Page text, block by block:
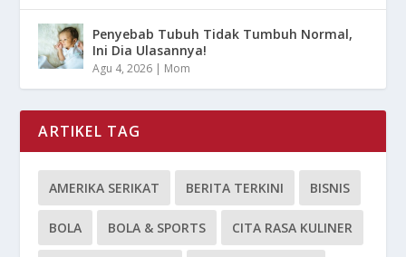
Penyebab Tubuh Tidak Tumbuh Normal,
Ini Dia Ulasannya!
Agu 4, 2026 | Mom
ARTIKEL TAG
AMERIKA SERIKAT BERITA TERKINI BISNIS
BOLA BOLA & SPORTS CITA RASA KULINER